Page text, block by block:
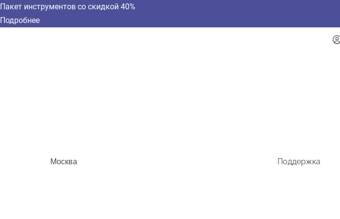
Пакет инструментов со скидкой 40%
Подробнее
Москва Поддержка